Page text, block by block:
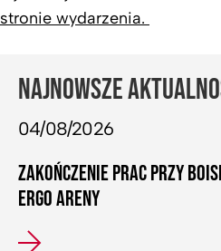
stronie wydarzenia.
NAJNOWSZE
04/08/2026
ZAKOŃCZENIE PRAC PRZY
ERGO ARENY